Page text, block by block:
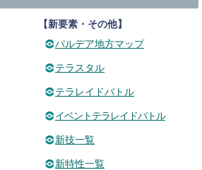
【新要素・その他】
パルデア地方マップ
テラスタル
テラレイドバトル
イベントテラレイドバトル
新技一覧
新特性一覧